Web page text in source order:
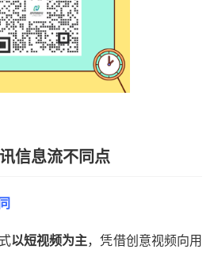
信息流不同点
以短视频为主，凭借创意视频向用